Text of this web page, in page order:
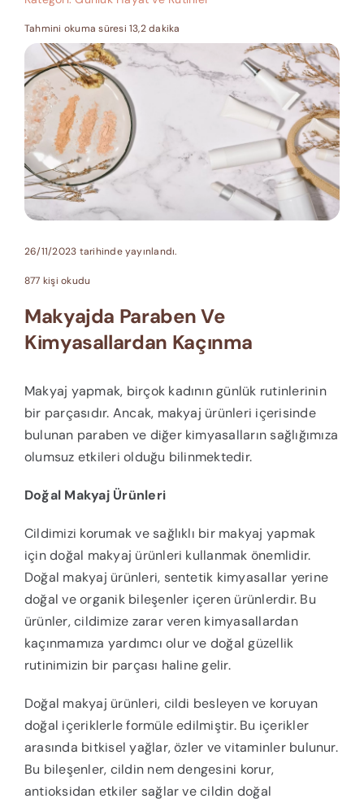
Tahmini okuma süresi 13,2 dakika
26/11/2023 tarihinde yayınlandı.
877 kişi okudu
Makyajda Paraben Ve
Kimyasallardan Kaçınma
Makyaj yapmak, birçok kadının günlük rutinlerinin
bir parçasıdır. Ancak, makyaj ürünleri içerisinde
bulunan paraben ve diğer kimyasalların sağlığımıza
olumsuz etkileri olduğu bilinmektedir.
Doğal Makyaj Ürünleri
Cildimizi korumak ve sağlıklı bir makyaj yapmak
için doğal makyaj ürünleri kullanmak önemlidir.
Doğal makyaj ürünleri, sentetik kimyasallar yerine
doğal ve organik bileşenler içeren ürünlerdir. Bu
ürünler, cildimize zarar veren kimyasallardan
kaçınmamıza yardımcı olur ve doğal güzellik
rutinimizin bir parçası haline gelir.
Doğal makyaj ürünleri, cildi besleyen ve koruyan
doğal içeriklerle formüle edilmiştir. Bu içerikler
arasında bitkisel yağlar, özler ve vitaminler bulunur.
Bu bileşenler, cildin nem dengesini korur,
antioksidan etkiler sağlar ve cildin doğal